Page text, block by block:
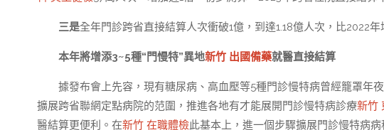
三是全年門診跨省直接結算人次衝破1億，到達1.18億人次，比2022
本年將增添3~5種“門慢特”異地新竹 出國備藥就醫直接結算
據發布會上先容，現有糖尿病、高血壓等5種門診慢特病曾經籠罩年
擴展跨省聯網定點病院的范圍，推進各地有才能展開門診慢特病診療新竹
醫結算更便利。在新竹 在職體檢此基本上，進一個步驟擴展門診慢特病病